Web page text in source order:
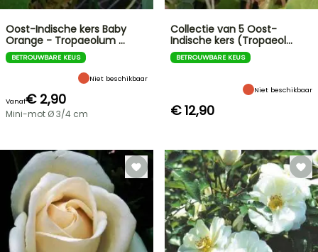
Oost-Indische kers Baby
Orange - Tropaeolum …
BETROUWBARE KEUS
Niet beschikbaar
Vanaf€ 2,90
Mini-mot Ø 3/4 cm
Collectie van 5 Oost-
Indische kers (Tropaeol…
BETROUWBARE KEUS
Niet beschikbaar
€ 12,90